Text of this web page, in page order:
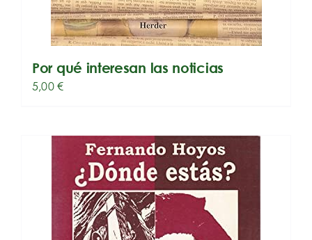
Por qué interesan las noticias
5,00€